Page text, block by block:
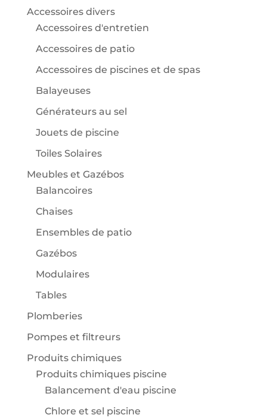
Accessoires divers
Accessoires d'entretien
Accessoires de patio
Accessoires de piscines et de spas
Balayeuses
Générateurs au sel
Jouets de piscine
Toiles Solaires
Meubles et Gazébos
Balancoires
Chaises
Ensembles de patio
Gazébos
Modulaires
Tables
Plomberies
Pompes et filtreurs
Produits chimiques
Produits chimiques piscine
Balancement d'eau piscine
Chlore et sel piscine